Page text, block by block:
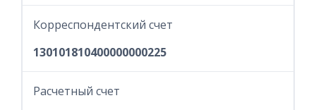
Корреспондентский счет
130101810400000000225
Расчетный счет